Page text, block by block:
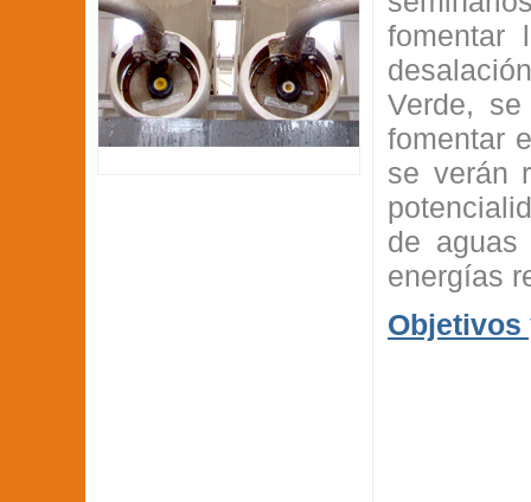
fomentar
Verde,
fomentar
se verán
de aguas
energías
Objetivos